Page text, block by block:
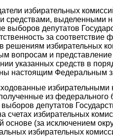
избирательных
средствами, выделенными
выборов депутатов
за соответствие
решениям избирательных
вопросам и представление
указанных средств в
настоящим Федеральным
избирательными
из федерального
выборов депутатов
счетах избирательных
основе (за исключением
избирательных